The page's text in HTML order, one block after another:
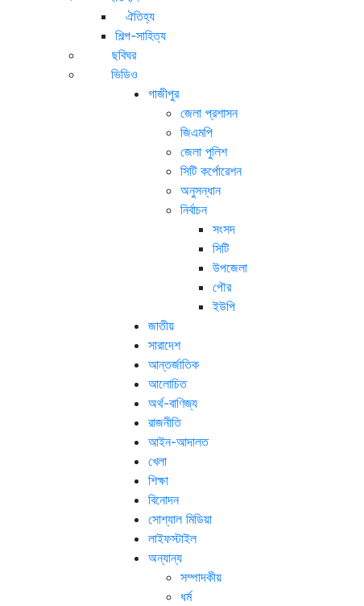
ঐতিহ্য
শিল্প-সাহিত্য
ছবিঘর
ভিডিও
গাজীপুর
জেলা প্রশাসন
জিএমপি
জেলা পুলিশ
সিটি কর্পোরেশন
অনুসন্ধান
নির্বাচন
সংসদ
সিটি
উপজেলা
পৌর
ইউপি
জাতীয়
সারাদেশ
আন্তর্জাতিক
আলোচিত
অর্থ-বাণিজ্য
রাজনীতি
আইন-আদালত
খেলা
শিক্ষা
বিনোদন
সোশ্যাল মিডিয়া
লাইফস্টাইল
অন্যান্য
সম্পাদকীয়
ধর্ম